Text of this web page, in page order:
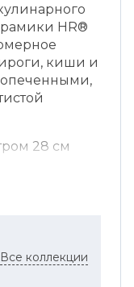
HR®
киши и
28 см
пироги с
тартов и
Все коллекции